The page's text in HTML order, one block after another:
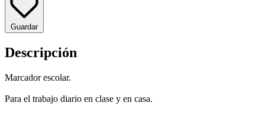
Guardar
Descripción
Marcador escolar.
Para el trabajo diario en clase y en casa.